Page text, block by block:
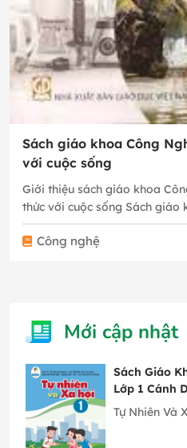
Sách giáo khoa Công
với cuộc sống
Giới thiệu sách giáo khoa
thức với cuộc sống Sách giáo
Công nghệ
Mới cập nhật
Sách Giáo
Lớp 1 Cánh
Tự Nhiên Và